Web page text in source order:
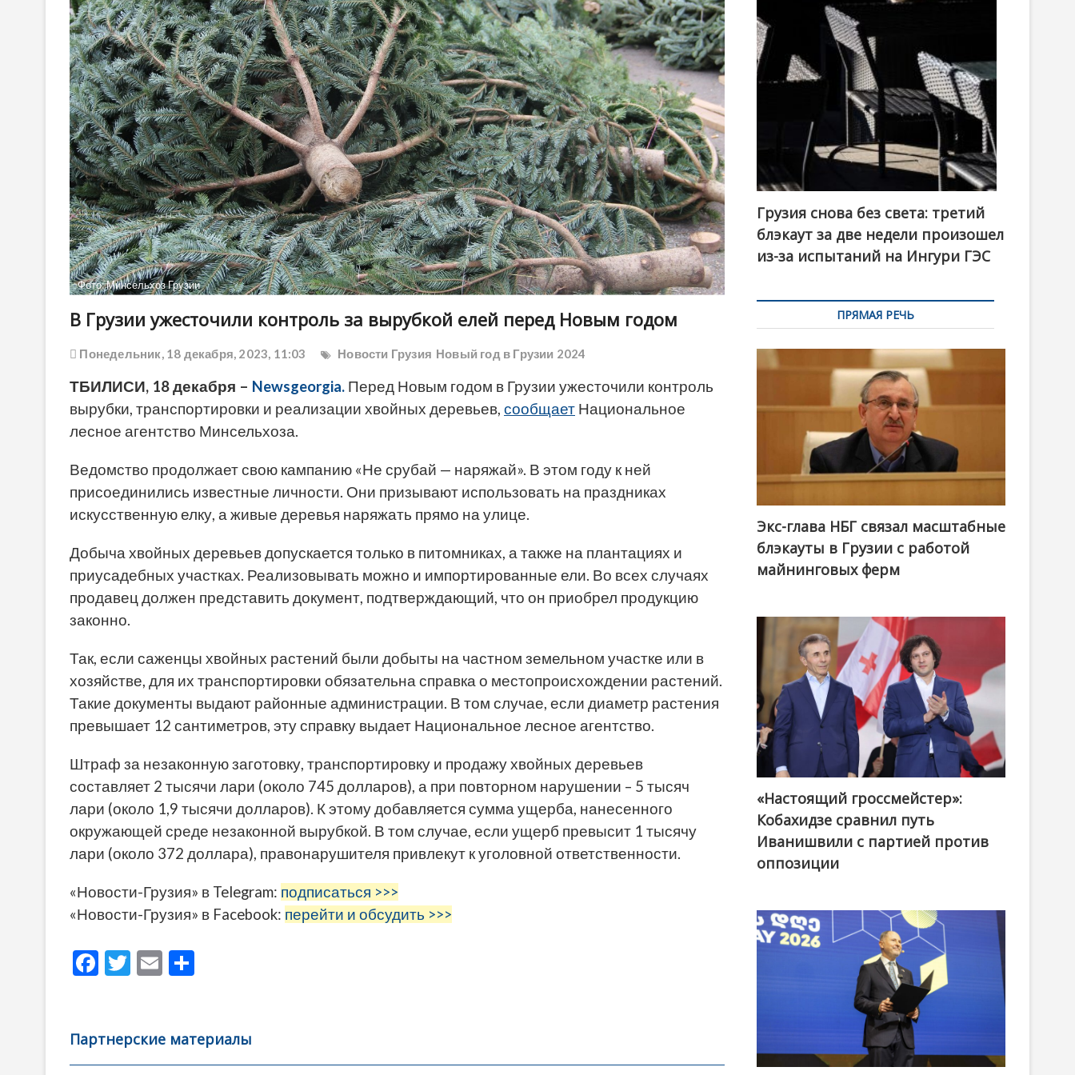
Фото: Минсельхоз Грузии
В Грузии ужесточили контроль за вырубкой елей перед Новым годом
Понедельник, 18 декабря, 2023, 11:03 Новости Грузия Новый год в Грузии 2024
ТБИЛИСИ, 18 декабря – Newsgeorgia. Перед Новым годом в Грузии ужесточили контроль
вырубки, транспортировки и реализации хвойных деревьев, сообщает Национальное
лесное агентство Минсельхоза.
Ведомство продолжает свою кампанию «Не срубай — наряжай». В этом году к ней
присоединились известные личности. Они призывают использовать на праздниках
искусственную елку, а живые деревья наряжать прямо на улице.
Добыча хвойных деревьев допускается только в питомниках, а также на плантациях и
приусадебных участках. Реализовывать можно и импортированные ели. Во всех случаях
продавец должен представить документ, подтверждающий, что он приобрел продукцию
законно.
Так, если саженцы хвойных растений были добыты на частном земельном участке или в
хозяйстве, для их транспортировки обязательна справка о местопроисхождении растений.
Такие документы выдают районные администрации. В том случае, если диаметр растения
превышает 12 сантиметров, эту справку выдает Национальное лесное агентство.
Штраф за незаконную заготовку, транспортировку и продажу хвойных деревьев
составляет 2 тысячи лари (около 745 долларов), а при повторном нарушении – 5 тысяч
лари (около 1,9 тысячи долларов). К этому добавляется сумма ущерба, нанесенного
окружающей среде незаконной вырубкой. В том случае, если ущерб превысит 1 тысячу
лари (около 372 доллара), правонарушителя привлекут к уголовной ответственности.
«Новости-Грузия» в Telegram: подписаться >>>
«Новости-Грузия» в Facebook: перейти и обсудить >>>
F
b
o
T
er
E
l
а
в
Партнерские материалы
Грузия снова без света: третий
блэкаут за две недели произошел
из-за испытаний на Ингури ГЭС
ПРЯМАЯ РЕЧЬ
Экс-глава НБГ связал масштабные
блэкауты в Грузии с работой
майнинговых ферм
@ქართული ოცნება / Georgian Dream
«Настоящий гроссмейстер»:
Кобахидзе сравнил путь
Иванишвили с партией против
оппозиции